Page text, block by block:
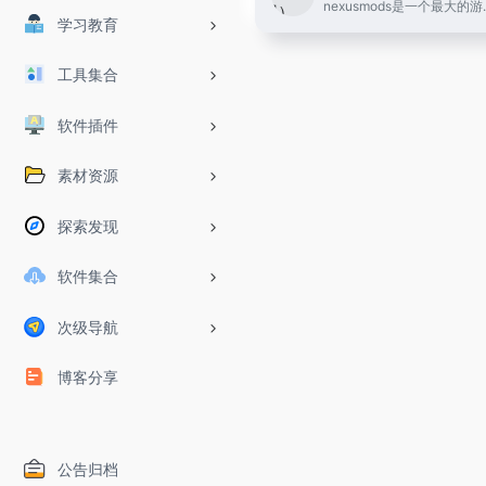
学习教育
工具集合
软件插件
素材资源
探索发现
软件集合
次级导航
博客分享
公告归档
nexusmods是一个最大的游戏